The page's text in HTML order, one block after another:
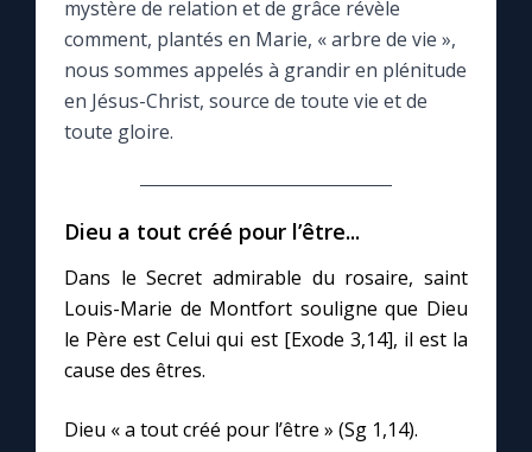
Le compte Tiktok
Le magazine
Questions-réponses
Prier au quotidien
mystère de relation et de grâce révèle
comment, plantés en Marie, « arbre de vie »,
nous sommes appelés à grandir en plénitude
en Jésus-Christ, source de toute vie et de
toute gloire.
Dieu a tout créé pour l’être...
Dans le Secret admirable du rosaire, saint
Louis-Marie de Montfort souligne que Dieu
le Père est Celui qui est [Exode 3,14], il est la
cause des êtres.
Dieu « a tout créé pour l’être » (Sg 1,14).